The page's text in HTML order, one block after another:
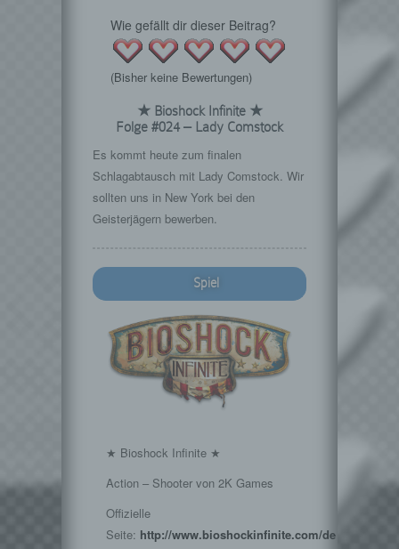
Wie gefällt dir dieser Beitrag?
(Bisher keine Bewertungen)
★ Bioshock Infinite ★
Folge #024 – Lady Comstock
Es kommt heute zum finalen
Schlagabtausch mit Lady Comstock. Wir
sollten uns in New York bei den
Geisterjägern bewerben.
Spiel
★ Bioshock Infinite ★
Action – Shooter von 2K Games
Offizielle
Seite: http://www.bioshockinfinite.com/de